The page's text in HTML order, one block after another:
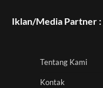
Iklan/Media Partner :
Tentang Kami
Kontak